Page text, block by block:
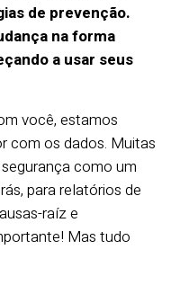
de prevenção.
na forma
a usar seus
você, estamos
com os dados. Muitas
como um
para relatórios de
raíz e
Mas tudo